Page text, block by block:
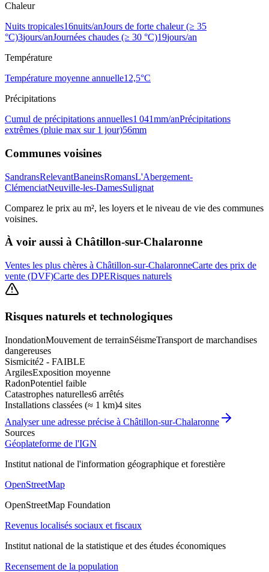
Chaleur
Nuits tropicales16nuits/anJours de forte chaleur (≥ 35
°C)3jours/anJournées chaudes (≥ 30 °C)19jours/an
Température
Température moyenne annuelle12,5°C
Précipitations
Cumul de précipitations annuelles1 041mm/anPrécipitations
extrêmes (pluie max sur 1 jour)56mm
Communes voisines
SandransRelevantBaneinsRomansL'Abergement-
ClémenciatNeuville-les-DamesSulignat
Comparez le prix au m², les loyers et le niveau de vie des communes
voisines.
À voir aussi à Châtillon-sur-Chalaronne
Ventes les plus chères à Châtillon-sur-ChalaronneCarte des prix de
vente (DVF)Carte des DPERisques naturels
Risques naturels et technologiques
InondationMouvement de terrainSéismeTransport de marchandises
dangereuses
Sismicité2 - FAIBLE
ArgilesExposition moyenne
RadonPotentiel faible
Catastrophes naturelles6 arrêtés
Installations classées (≈ 1 km)4 sites
Analyser une adresse précise à Châtillon-sur-Chalaronne
Sources
Géoplateforme de l'IGN
Institut national de l'information géographique et forestière
OpenStreetMap
OpenStreetMap Foundation
Revenus localisés sociaux et fiscaux
Institut national de la statistique et des études économiques
Recensement de la population